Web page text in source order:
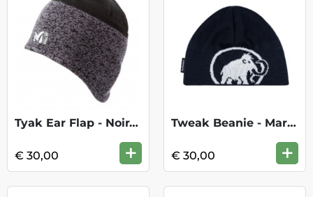
Tyak Ear Flap - Noir/Tarmac
€ 30,00 +
Tweak Beanie - Marine White
€ 30,00 +